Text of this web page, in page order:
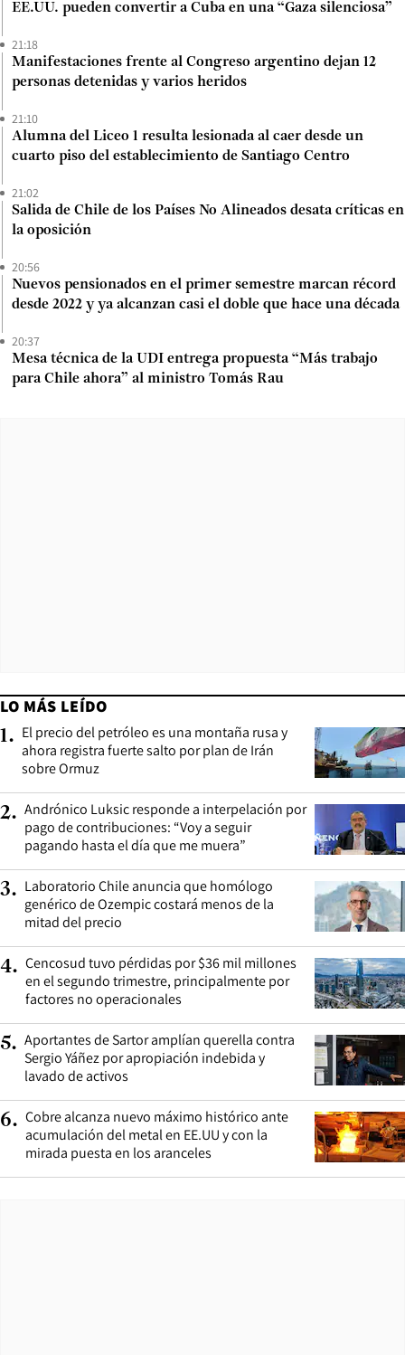
EE.UU. pueden convertir a Cuba en una “Gaza silenciosa”
21:18
Manifestaciones frente al Congreso argentino dejan 12
personas detenidas y varios heridos
21:10
Alumna del Liceo 1 resulta lesionada al caer desde un
cuarto piso del establecimiento de Santiago Centro
21:02
Salida de Chile de los Países No Alineados desata críticas en
la oposición
20:56
Nuevos pensionados en el primer semestre marcan récord
desde 2022 y ya alcanzan casi el doble que hace una década
20:37
Mesa técnica de la UDI entrega propuesta “Más trabajo
para Chile ahora” al ministro Tomás Rau
LO MÁS LEÍDO
1. El precio del petróleo es una montaña rusa y
ahora registra fuerte salto por plan de Irán
sobre Ormuz
2. Andrónico Luksic responde a interpelación por
pago de contribuciones: “Voy a seguir
pagando hasta el día que me muera”
3. Laboratorio Chile anuncia que homólogo
genérico de Ozempic costará menos de la
mitad del precio
4. Cencosud tuvo pérdidas por $36 mil millones
en el segundo trimestre, principalmente por
factores no operacionales
5. Aportantes de Sartor amplían querella contra
Sergio Yáñez por apropiación indebida y
lavado de activos
6. Cobre alcanza nuevo máximo histórico ante
acumulación del metal en EE.UU y con la
mirada puesta en los aranceles